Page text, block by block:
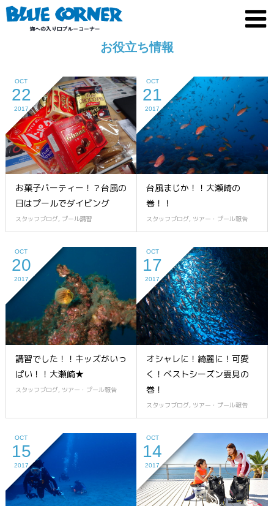
お役立ち情報
OCT
22
2017
お菓子パーティー！？台風の
日はプールでダイビング
スタッフブログ, プール講習
OCT
21
2017
台風まじか！！大瀬崎の
巻！！
スタッフブログ, ツアー・プール報告
OCT
20
2017
講習でした！！キッズがいっ
ぱい！！大瀬崎★
スタッフブログ, ツアー・プール報告
OCT
17
2017
オシャレに！綺麗に！可愛
く！ベストシーズン雲見の
巻！
スタッフブログ, ツアー・プール報告
OCT
15
2017
OCT
14
2017